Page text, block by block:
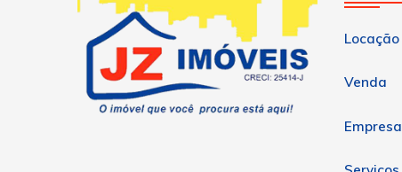
Locação
Venda
Empresa